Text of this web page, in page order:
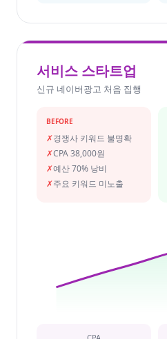
서비스 스타트업
신규 네이버광고 처음 집행
BEFORE
✗경쟁사 키워드 불명확
✗CPA 38,000원
✗예산 70% 낭비
✗주요 키워드 미노출
CPA